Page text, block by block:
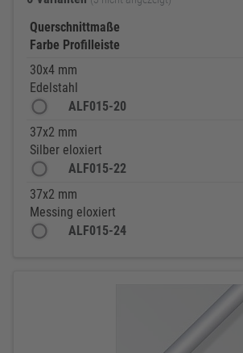
Querschnittmaße
Farbe Profilleiste
30x4 mm
Edelstahl
ALF015-20
37x2 mm
Silber eloxiert
ALF015-22
37x2 mm
Messing eloxiert
ALF015-24